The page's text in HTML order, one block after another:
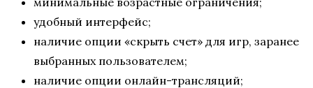
удобный интерфейс;
наличие опции «скрыть счет» для игр, заранее
выбранных пользователем;
наличие опции онлайн-трансляций;